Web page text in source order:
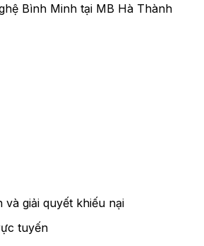
Bình Minh tại MB Hà Thành
giải quyết khiếu nại
tuyến